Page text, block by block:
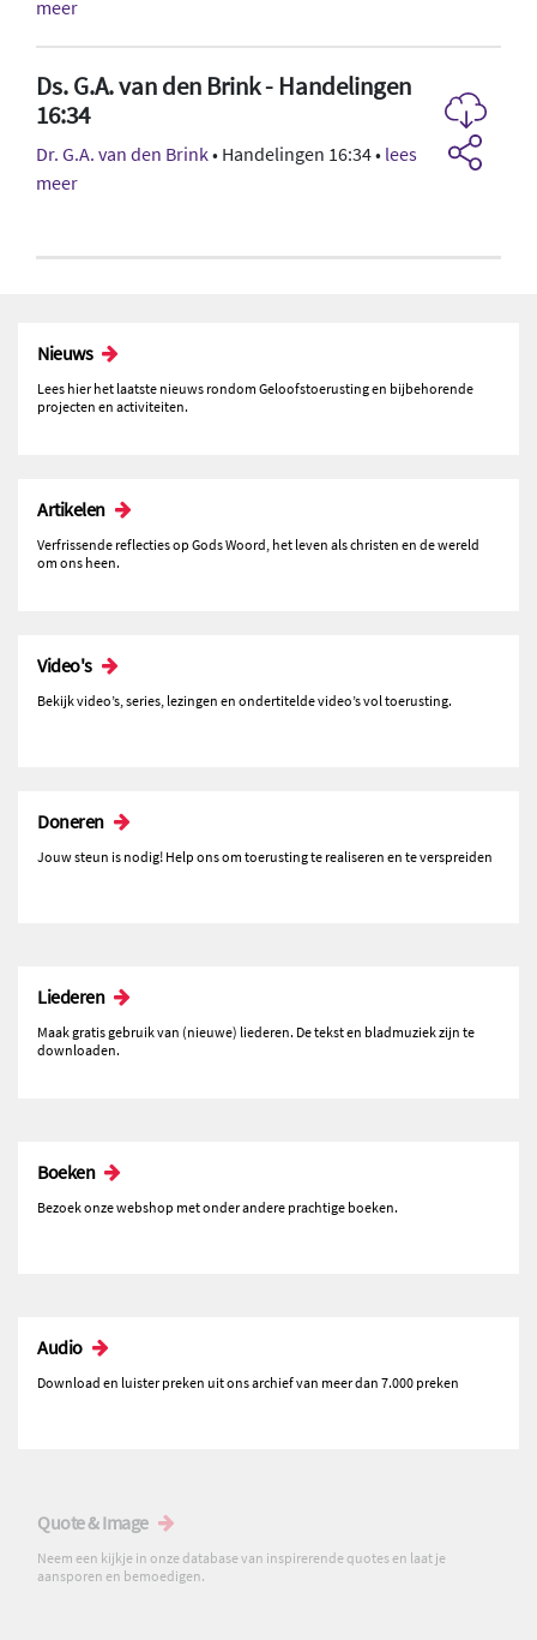
meer
Ds. G.A. van den Brink - Handelingen
16:34
Dr. G.A. van den Brink• Handelingen 16:34 • lees
meer
Nieuws
Lees hier het laatste nieuws rondom Geloofstoerusting en bijbehorende
projecten en activiteiten.
Artikelen
Verfrissende reflecties op Gods Woord, het leven als christen en de wereld
om ons heen.
Video's
Bekijk video’s, series, lezingen en ondertitelde video’s vol toerusting.
Doneren
Jouw steun is nodig! Help ons om toerusting te realiseren en te verspreiden
Liederen
Maak gratis gebruik van (nieuwe) liederen. De tekst en bladmuziek zijn te
downloaden.
Boeken
Bezoek onze webshop met onder andere prachtige boeken.
Audio
Download en luister preken uit ons archief van meer dan 7.000 preken
Quote & Image
Neem een kijkje in onze database van inspirerende quotes en laat je
aansporen en bemoedigen.